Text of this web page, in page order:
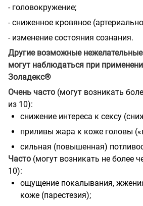
- головокружение;
- сниженное кровяное
- изменение состояния сознания.
Другие возможные
могут наблюдаться при
Золадекс®
Очень часто (могут возникать
из 10):
снижение интереса к сексу
приливы жара к коже головы
сильная (повышенная)
Часто (могут возникать не более
10):
ощущение покалывания,
коже (парестезия);